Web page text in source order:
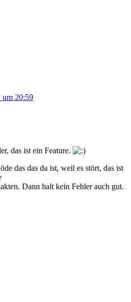
um 20:59
das ist ein Feature.
das das da ist, weil es stört, das ist
Dann halt kein Fehler auch gut.